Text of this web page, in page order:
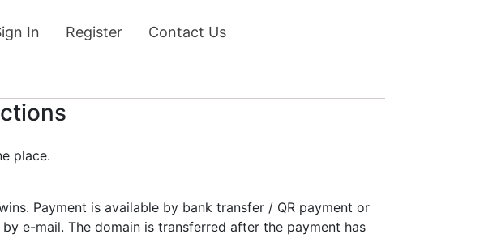
In Register Contact Us
place.
Payment is available by bank transfer / QR payment or
e-mail. The domain is transferred after the payment has